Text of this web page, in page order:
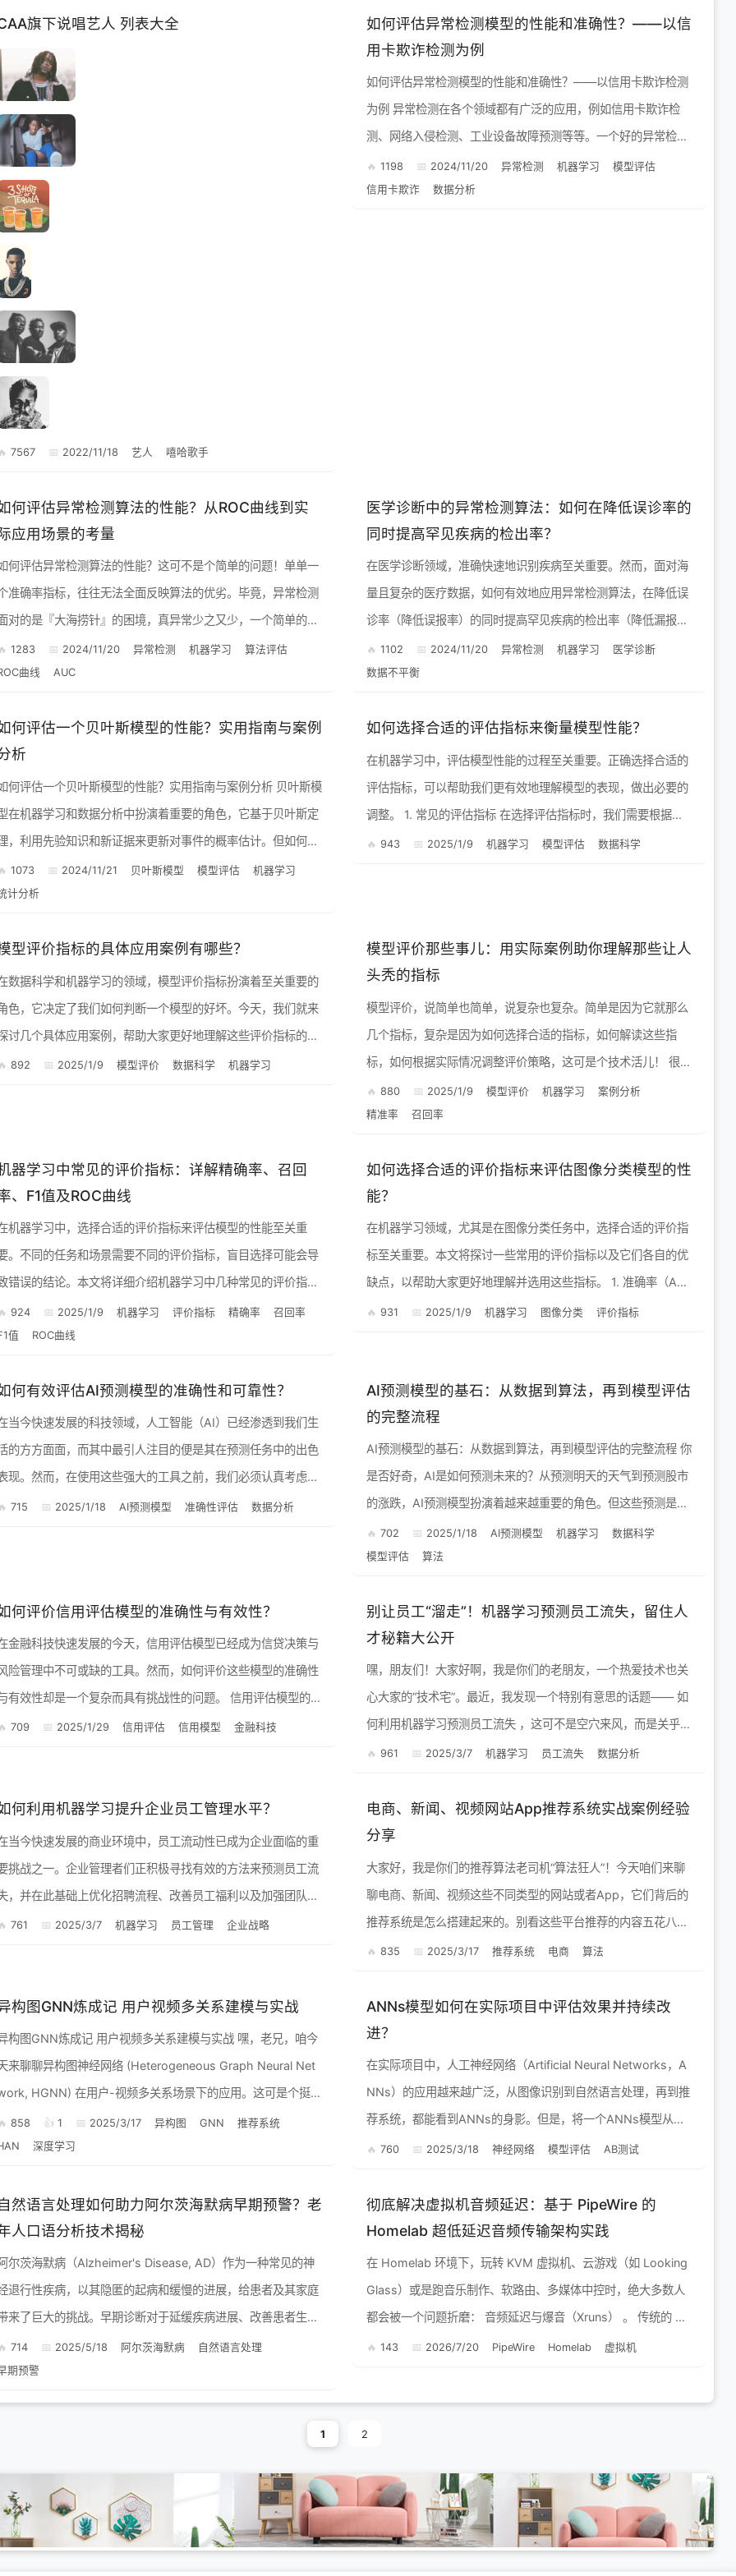
旗下说唱艺人 列表大全
7567 2022/11/18 艺人 嘻哈歌手
如何评估异常检测模型的性能和准确性？——以信
用卡欺诈检测为例
如何评估异常检测模型的性能和准确性？——以信用卡欺诈检测
为例 异常检测在各个领域都有广泛的应用，例如信用卡欺诈检
测、网络入侵检测、工业设备故障预测等等。一个好的异常检测
模型应该能够准确地识别出异常样本，同时尽量减少误报。那
么，如何评估...
1198 2024/11/20 异常检测 机器学习
模型评估
信用卡欺诈
数据分析
何评估异常检测算法的性能？从ROC曲线到实
应用场景的考量
何评估异常检测算法的性能？这可不是个简单的问题！单单一
准确率指标，往往无法全面反映算法的优劣。毕竟，异常检测
对的是『大海捞针』的困境，真异常少之又少，一个简单的分
器可能在正常数据上表现完美，却漏掉了所有异常点。 那么，
们该如...
1283 2024/11/20 异常检测 机器学习
算法评估
曲线
AUC
医学诊断中的异常检测算法：如何在降低误诊率的
同时提高罕见疾病的检出率？
在医学诊断领域，准确快速地识别疾病至关重要。然而，面对海
量且复杂的医疗数据，如何有效地应用异常检测算法，在降低误
诊率（降低误报率）的同时提高罕见疾病的检出率（降低漏报
率），是一个挑战性的问题。 挑战：数据不平衡与罕见疾病 医
学...
1102 2024/11/20 异常检测 机器学习
医学诊断
数据不平衡
何评估一个贝叶斯模型的性能？实用指南与案例
析
何评估一个贝叶斯模型的性能？实用指南与案例分析 贝叶斯模
在机器学习和数据分析中扮演着重要的角色，它基于贝叶斯定
，利用先验知识和新证据来更新对事件的概率估计。但如何评
一个贝叶斯模型的性能呢？这篇文章将带你深入了解常用的评
指标，...
1073 2024/11/21 贝叶斯模型 模型评估
机器学习
计分析
如何选择合适的评估指标来衡量模型性能？
在机器学习中，评估模型性能的过程至关重要。正确选择合适的
评估指标，可以帮助我们更有效地理解模型的表现，做出必要的
调整。 1. 常见的评估指标 在选择评估指标时，我们需要根据问
题的类型（分类问题还是回归问题）来做出合适的选择。以下
943 2025/1/9 机器学习 模型评估 数据科学
型评价指标的具体应用案例有哪些？
数据科学和机器学习的领域，模型评价指标扮演着至关重要的
色，它决定了我们如何判断一个模型的好坏。今天，我们就来
讨几个具体应用案例，帮助大家更好地理解这些评价指标的实
际价值。 1. 精确率与召回率（Precision and Rec...
892 2025/1/9 模型评价 数据科学 机器学习
模型评价那些事儿：用实际案例助你理解那些让人
头秃的指标
模型评价，说简单也简单，说复杂也复杂。简单是因为它就那么
几个指标，复杂是因为如何选择合适的指标，如何解读这些指
标，如何根据实际情况调整评价策略，这可是个技术活儿！ 很多
初学者看到精准率、召回率、F1值、AUC等等指标就头大，感觉
像是掉...
880 2025/1/9 模型评价 机器学习
案例分析
精准率
召回率
器学习中常见的评价指标：详解精确率、召回
、F1值及ROC曲线
机器学习中，选择合适的评价指标来评估模型的性能至关重
。不同的任务和场景需要不同的评价指标，盲目选择可能会导
错误的结论。本文将详细介绍机器学习中几种常见的评价指
标，包括精确率、召回率、F1值和ROC曲线，并结合实际案例进
讲解，帮助你...
924 2025/1/9 机器学习 评价指标 精确率
召回率
值
ROC曲线
如何选择合适的评价指标来评估图像分类模型的性
能？
在机器学习领域，尤其是在图像分类任务中，选择合适的评价指
标至关重要。本文将探讨一些常用的评价指标以及它们各自的优
缺点，以帮助大家更好地理解并选用这些指标。 1. 准确率（Acc
uracy） 准确率是最简单也是最直观的评价指标，它表...
931 2025/1/9 机器学习 图像分类 评价指标
何有效评估AI预测模型的准确性和可靠性？
当今快速发展的科技领域，人工智能（AI）已经渗透到我们生
的方方面面，而其中最引人注目的便是其在预测任务中的出色
现。然而，在使用这些强大的工具之前，我们必须认真考虑一
个问题：它们真的可靠吗？ 1. 准确性与可靠性的定义 理解“...
715 2025/1/18 AI预测模型 准确性评估 数据分析
AI预测模型的基石：从数据到算法，再到模型评估
的完整流程
AI预测模型的基石：从数据到算法，再到模型评估的完整流程 你
是否好奇，AI是如何预测未来的？从预测明天的天气到预测股市
的涨跌，AI预测模型扮演着越来越重要的角色。但这些预测是如
何实现的呢？这篇文章将带你深入了解AI预测模型背后的基本
原...
702 2025/1/18 AI预测模型 机器学习
数据科学
模型评估
算法
何评价信用评估模型的准确性与有效性？
金融科技快速发展的今天，信用评估模型已经成为信贷决策与
险管理中不可或缺的工具。然而，如何评价这些模型的准确性
有效性却是一个复杂而具有挑战性的问题。 信用评估模型的定
么是信用评估模型。这些模型通常通过收集和709 2025/1/29 信用评估 信用模型 金融科技
别让员工“溜走”！机器学习预测员工流失，留住人
才秘籍大公开
嘿，朋友们！大家好啊，我是你们的老朋友，一个热爱技术也关
心大家的“技术宅”。最近，我发现一个特别有意思的话题—— 如
何利用机器学习预测员工流失 ，这可不是空穴来风，而是关乎企
业发展的大事！ 你有没有遇到过这样的情况：辛辛苦苦培养的员
961 2025/3/7 机器学习 员工流失 数据分析
何利用机器学习提升企业员工管理水平？
当今快速发展的商业环境中，员工流动性已成为企业面临的重
挑战之一。企业管理者们正积极寻找有效的方法来预测员工流
，并在此基础上优化招聘流程、改善员工福利以及加强团队建
。机器学习技术，作为一种强大的数据分析工具，正逐渐成为
761 2025/3/7 机器学习 员工管理 企业战略
电商、新闻、视频网站App推荐系统实战案例经验
分享
大家好，我是你们的推荐算法老司机“算法狂人”！今天咱们来聊
聊电商、新闻、视频这些不同类型的网站或者App，它们背后的
推荐系统是怎么搭建起来的。别看这些平台推荐的内容五花八
门，但背后的逻辑其实有相通之处。我会结合我多年的实战经
835 2025/3/17 推荐系统 电商 算法
构图GNN炼成记 用户视频多关系建模与实战
构图GNN炼成记 用户视频多关系建模与实战 嘿，老兄，咱今
来聊聊异构图神经网络 (Heterogeneous Graph Neural Net
HGNN) 在用户-视频多关系场景下的应用。这可是个挺有
思的话题，尤其是你...
858 1 2025/3/17 异构图 GNN
推荐系统
深度学习
ANNs模型如何在实际项目中评估效果并持续改
进？
在实际项目中，人工神经网络（Artificial Neural Networks，A
NNs）的应用越来越广泛，从图像识别到自然语言处理，再到推
荐系统，都能看到ANNs的身影。但是，将一个ANNs模型从实
验室环境部署到实际生产环境中，并持续...
760 2025/3/18 神经网络 模型评估 AB测试
然语言处理如何助力阿尔茨海默病早期预警？老
人口语分析技术揭秘
尔茨海默病（Alzheimer's Disease, AD）作为一种常见的神
退行性疾病，以其隐匿的起病和缓慢的进展，给患者及其家庭
来了巨大的挑战。早期诊断对于延缓疾病进展、改善患者生活
质量至关重要。然而，传统的诊断方法往往依...
714 2025/5/18 阿尔茨海默病
自然语言处理
期预警
彻底解决虚拟机音频延迟：基于 PipeWire 的
Homelab 超低延迟音频传输架构实践
在 Homelab 环境下，玩转 KVM 虚拟机、云游戏（如 Looking
Glass）或是跑音乐制作、软路由、多媒体中控时，绝大多数人
都会被一个问题折磨： 音频延迟与爆音（Xruns） 。 传统的 SP
ICE 协议或 PulseA...
143 2026/7/20 PipeWire Homelab 虚拟机
1 2